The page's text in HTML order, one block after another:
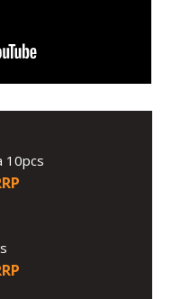
10pcs